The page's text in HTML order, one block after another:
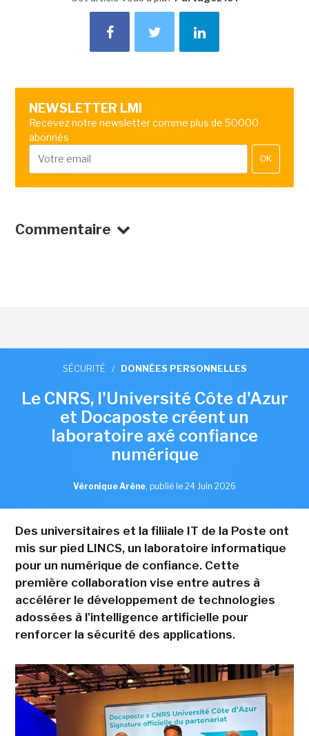
NEWSLETTER LMI
Recevez notre newsletter comme plus de 50000
abonnés
OK
Commentaire
SÉCURITÉ / DONNÉES PERSONNELLES
Le CNRS, l'Université Côte d'Azur
et Docaposte créent un
laboratoire axé confiance
numérique
Véronique Arène, publié le 24 Juin 2026
Des universitaires et la filiiale IT de la Poste ont
mis sur pied LINCS, un laboratoire informatique
pour un numérique de confiance. Cette
première collaboration vise entre autres à
accélérer le développement de technologies
adossées à l'intelligence artificielle pour
renforcer la sécurité des applications.